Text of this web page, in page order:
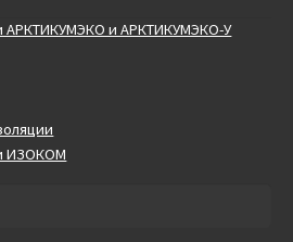
АРКТИКУМЭКО и АРКТИКУМЭКО-У
ИЗОКОМ